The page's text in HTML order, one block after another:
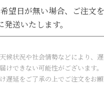
望日が無い場合、ご注文
送いたします。
候状況や社会情勢などにより、
けできない可能性がございます。
遅延をご了承の上でご注文をお